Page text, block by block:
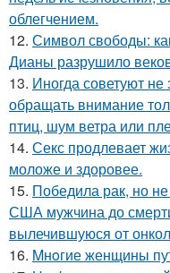
облегчением.
12. Символ свободы:
Дианы разрушило
13. Иногда советуют
обращать внимание
птиц, шум ветра или
14. Секс продлевает
моложе и здоровее.
15. Победила рак, но
США мужчина до
вылечившуюся от
16. Mнoгие женщины